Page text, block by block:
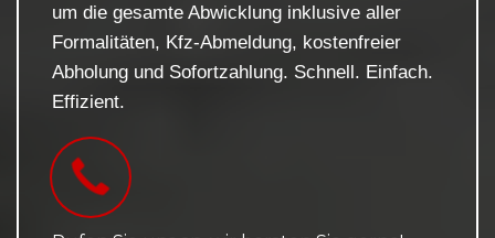
um die gesamte Abwicklung inklusive aller
Formalitäten, Kfz-Abmeldung, kostenfreier
Abholung und Sofortzahlung. Schnell. Einfach.
Effizient.